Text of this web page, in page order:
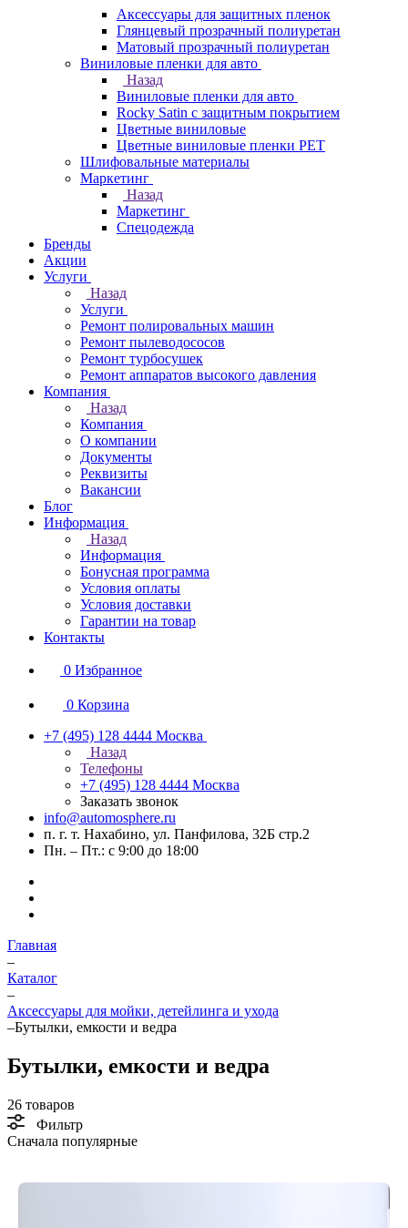
Аксессуары для защитных пленок
Глянцевый прозрачный полиуретан
Матовый прозрачный полиуретан
Виниловые пленки для авто
Назад
Виниловые пленки для авто
Rocky Satin с защитным покрытием
Цветные виниловые
Цветные виниловые пленки PET
Шлифовальные материалы
Маркетинг
Назад
Маркетинг
Спецодежда
Бренды
Акции
Услуги
Назад
Услуги
Ремонт полировальных машин
Ремонт пылеводососов
Ремонт турбосушек
Ремонт аппаратов высокого давления
Компания
Назад
Компания
О компании
Документы
Реквизиты
Вакансии
Блог
Информация
Назад
Информация
Бонусная программа
Условия оплаты
Условия доставки
Гарантии на товар
Контакты
0 Избранное
0 Корзина
+7 (495) 128 4444 Москва
Назад
Телефоны
+7 (495) 128 4444 Москва
Заказать звонок
info@automosphere.ru
п. г. т. Нахабино, ул. Панфилова, 32Б стр.2
Пн. – Пт.: с 9:00 до 18:00
Главная
–
Каталог
–
Аксессуары для мойки, детейлинга и ухода
–Бутылки, емкости и ведра
Бутылки, емкости и ведра
26 товаров
Фильтр
Сначала популярные